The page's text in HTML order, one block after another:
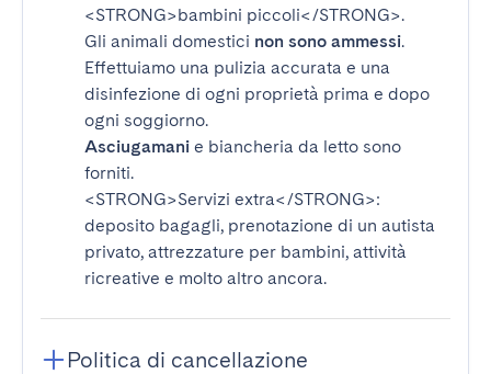
<STRONG>bambini piccoli</STRONG>.
Gli animali domestici non sono ammessi.
Effettuiamo una pulizia accurata e una
disinfezione di ogni proprietà prima e dopo
ogni soggiorno.
Asciugamani e biancheria da letto sono
forniti.
<STRONG>Servizi extra</STRONG>:
deposito bagagli, prenotazione di un autista
privato, attrezzature per bambini, attività
ricreative e molto altro ancora.
Politica di cancellazione